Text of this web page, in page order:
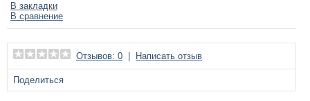
В закладки
В сравнение
Отзывов: 0 Написать отзыв
Поделиться